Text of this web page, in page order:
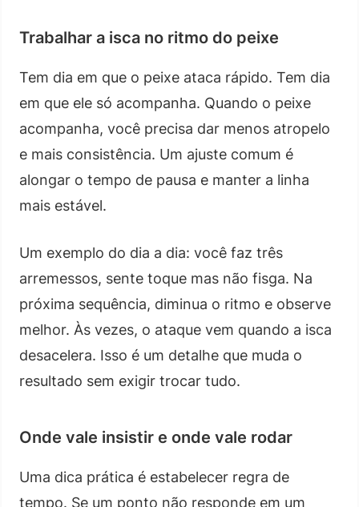
Trabalhar a isca no ritmo do peixe
Tem dia em que o peixe ataca rápido. Tem dia
em que ele só acompanha. Quando o peixe
acompanha, você precisa dar menos atropelo
e mais consistência. Um ajuste comum é
alongar o tempo de pausa e manter a linha
mais estável.
Um exemplo do dia a dia: você faz três
arremessos, sente toque mas não fisga. Na
próxima sequência, diminua o ritmo e observe
melhor. Às vezes, o ataque vem quando a isca
desacelera. Isso é um detalhe que muda o
resultado sem exigir trocar tudo.
Onde vale insistir e onde vale rodar
Uma dica prática é estabelecer regra de
tempo. Se um ponto não responde em um